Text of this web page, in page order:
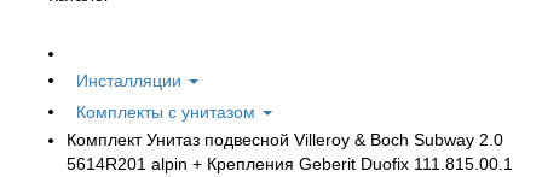
Инсталляции
Комплекты с унитазом
Комплект Унитаз подвесной Villeroy & Boch Subway 2.0
5614R201 alpin + Крепления Geberit Duofix 111.815.00.1